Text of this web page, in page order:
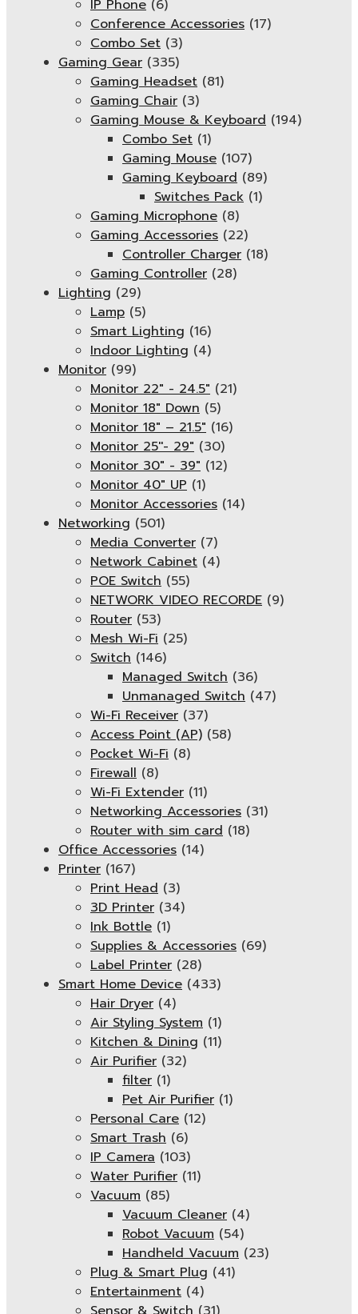
IP Phone (6)
Conference Accessories (17)
Combo Set (3)
Gaming Gear (335)
Gaming Headset (81)
Gaming Chair (3)
Gaming Mouse & Keyboard (194)
Combo Set (1)
Gaming Mouse (107)
Gaming Keyboard (89)
Switches Pack (1)
Gaming Microphone (8)
Gaming Accessories (22)
Controller Charger (18)
Gaming Controller (28)
Lighting (29)
Lamp (5)
Smart Lighting (16)
Indoor Lighting (4)
Monitor (99)
Monitor 22" - 24.5" (21)
Monitor 18" Down (5)
Monitor 18″ – 21.5″ (16)
Monitor 25''- 29" (30)
Monitor 30" - 39" (12)
Monitor 40" UP (1)
Monitor Accessories (14)
Networking (501)
Media Converter (7)
Network Cabinet (4)
POE Switch (55)
NETWORK VIDEO RECORDE (9)
Router (53)
Mesh Wi-Fi (25)
Switch (146)
Managed Switch (36)
Unmanaged Switch (47)
Wi-Fi Receiver (37)
Access Point (AP) (58)
Pocket Wi-Fi (8)
Firewall (8)
Wi-Fi Extender (11)
Networking Accessories (31)
Router with sim card (18)
Office Accessories (14)
Printer (167)
Print Head (3)
3D Printer (34)
Ink Bottle (1)
Supplies & Accessories (69)
Label Printer (28)
Smart Home Device (433)
Hair Dryer (4)
Air Styling System (1)
Kitchen & Dining (11)
Air Purifier (32)
filter (1)
Pet Air Purifier (1)
Personal Care (12)
Smart Trash (6)
IP Camera (103)
Water Purifier (11)
Vacuum (85)
Vacuum Cleaner (4)
Robot Vacuum (54)
Handheld Vacuum (23)
Plug & Smart Plug (41)
Entertainment (4)